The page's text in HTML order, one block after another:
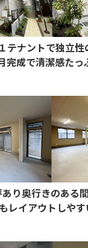
テナントで独立
完成で清潔感たっ
あり奥行きのある
レイアウトしやす